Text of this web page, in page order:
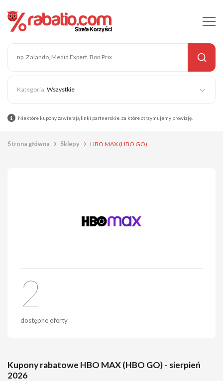
Wszystkie
Niektóre kupony zawierają linki partnerskie, za które otrzymujemy prowizję.
Strona główna Sklepy HBO MAX (HBO GO)
2
dostępne oferty
Kupony rabatowe HBO MAX (HBO GO) - sierpień
2026